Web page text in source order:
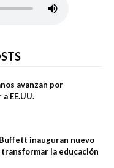
avanzan por
EE.UU.
inauguran nuevo
la educación